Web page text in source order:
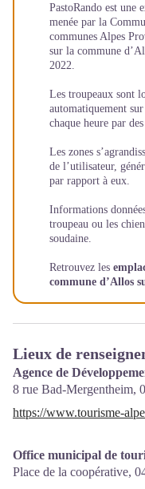
PastoRando est une
menée par la
communes Alpes
sur la commune
2022.
Les troupeaux sont
automatiquement
chaque heure par des
Les zones
de l’utilisateur,
par rapport à eux.
Informations
troupeau ou les
soudaine.
Retrouvez les
commune d’Allos
Lieux de
Agence de
8 rue Bad-Mergentheim,
https://www.tourisme-
Office municipal de
Place de la coopérative,